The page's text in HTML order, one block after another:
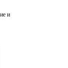
и